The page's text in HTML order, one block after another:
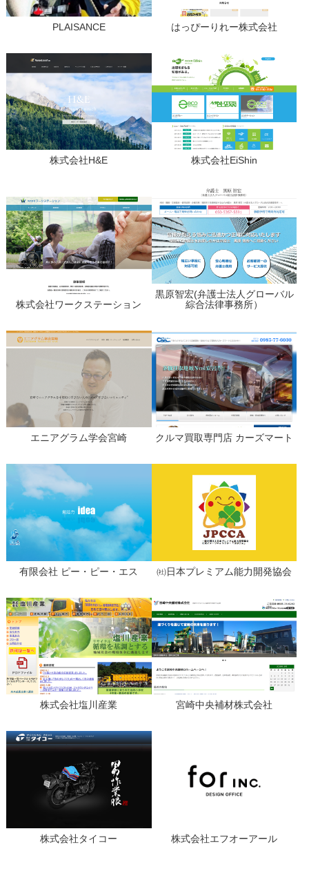
PLAISANCE はっぴーりれー株式会社
株式会社H&E 株式会社EiShin
株式会社ワークステーション
黒原智宏(弁護士法人グローバル
綜合法律事務所）
エニアグラム学会宮崎 クルマ買取専門店 カーズマート
有限会社 ピー・ピー・エス ㈳日本プレミアム能力開発協会
株式会社塩川産業 宮崎中央補材株式会社
株式会社タイコー 株式会社エフオーアール